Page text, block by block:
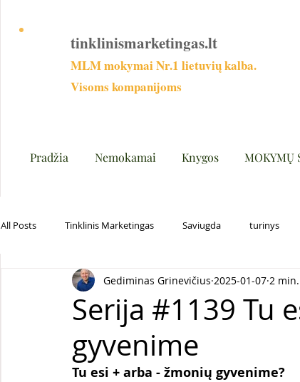
tinklinismarketingas.lt
MLM mokymai Nr.1 lietuvių kalba.
Visoms kompanijoms
Pradžia Nemokamai Knygos MOKYMŲ
All Posts Tinklinis Marketingas Saviugda turinys
Serija #1139 Tu
gyvenime
Gediminas Grinevičius 2025-01-07 2
Tu esi + arba - žmonių gyvenime?